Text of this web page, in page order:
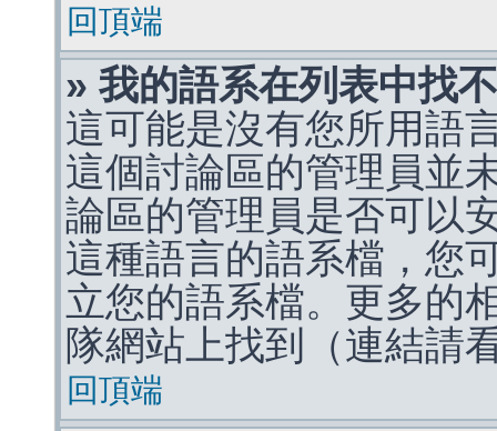
回頂端
» 我的語系在列表中找
這可能是沒有您所用語
這個討論區的管理員並
論區的管理員是否可以
這種語言的語系檔，您
立您的語系檔。更多的
隊網站上找到（連結請
回頂端